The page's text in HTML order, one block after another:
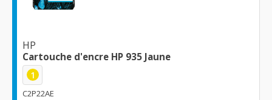
HP
Cartouche d'encre HP 935 Jaune
1
C2P22AE